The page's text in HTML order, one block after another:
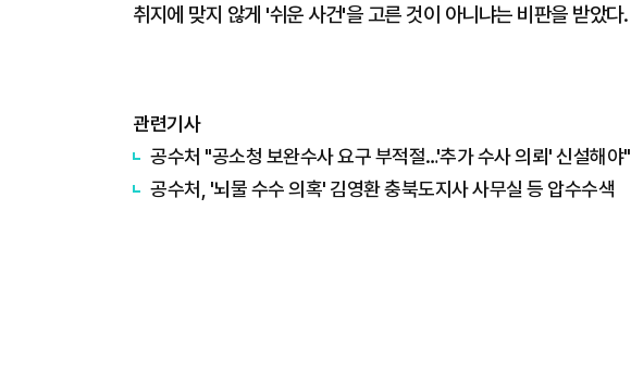
취지에 맞지 않게 '쉬운 사건'을 고른 것이 아니냐는 비판을 받았다.
관련기사
공수처 "공소청 보완수사 요구 부적절…'추가 수사 의뢰' 신설해야"
공수처, '뇌물 수수 의혹' 김영환 충북도지사 사무실 등 압수수색